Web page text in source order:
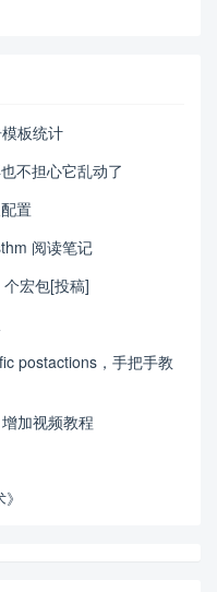
板统计
不担心它乱动了
置
阅读笔记
宏包[投稿]
postactions，手把手教
加视频教程